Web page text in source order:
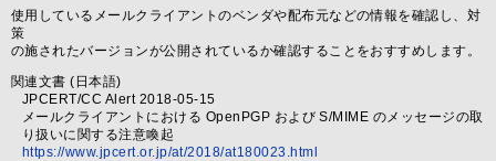
使用しているメールクライアントのベンダや配布元などの情報を確認し、対
策
の施されたバージョンが公開されているか確認することをおすすめします。
関連文書 (日本語)
JPCERT/CC Alert 2018-05-15
メールクライアントにおける OpenPGP および S/MIME のメッセージの取
り扱いに関する注意喚起
https://www.jpcert.or.jp/at/2018/at180023.html